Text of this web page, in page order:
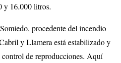
y 16.000 litros.
procedente del incendio
y Llamera está estabilizado y
de reproducciones. Aquí